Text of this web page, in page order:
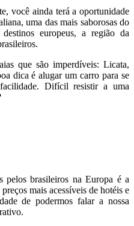
você ainda terá a oportunidade
uma das mais saborosas do
europeus, a região da
que são imperdíveis: Licata,
dica é alugar um carro para se
Difícil resistir a uma
pelos brasileiros na Europa é a
mais acessíveis de hotéis e
de podermos falar a nossa